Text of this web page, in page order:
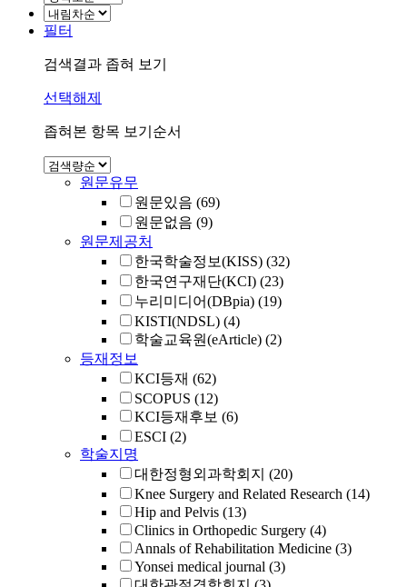
필터
검색결과 좁혀 보기
선택해제
좁혀본 항목 보기순서
원문유무
원문있음 (69)
원문없음 (9)
원문제공처
한국학술정보(KISS) (32)
한국연구재단(KCI) (23)
누리미디어(DBpia) (19)
KISTI(NDSL) (4)
학술교육원(eArticle) (2)
등재정보
KCI등재 (62)
SCOPUS (12)
KCI등재후보 (6)
ESCI (2)
학술지명
대한정형외과학회지 (20)
Knee Surgery and Related Research (14)
Hip and Pelvis (13)
Clinics in Orthopedic Surgery (4)
Annals of Rehabilitation Medicine (3)
Yonsei medical journal (3)